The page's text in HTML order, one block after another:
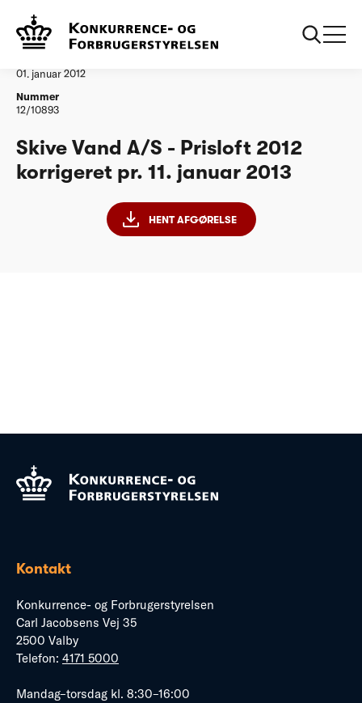
Vandtilsyn
01. januar 2012
Nummer
12/10893
Skive Vand A/S - Prisloft 2012
korrigeret pr. 11. januar 2013
HENT AFGØRELSE
Kontakt
Konkurrence- og Forbrugerstyrelsen
Carl Jacobsens Vej 35
2500 Valby
Telefon: 4171 5000
Mandag–torsdag kl. 8:30–16:00